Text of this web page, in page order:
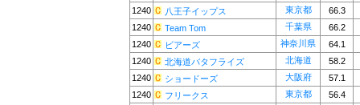
1240
八王子イップス 東京都
66.3
1240
Team Tom 千葉県
66.2
1240
ビアーズ 神奈川県
64.1
1240
北海道バタフライズ 北海道
58.2
1240
ショードーズ 大阪府
57.1
1240
フリークス 東京都
56.4